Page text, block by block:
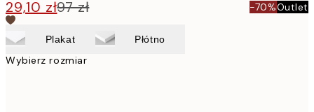
29,10 zł97 zł -70%Outlet
Plakat Płótno
Wybierz rozmiar